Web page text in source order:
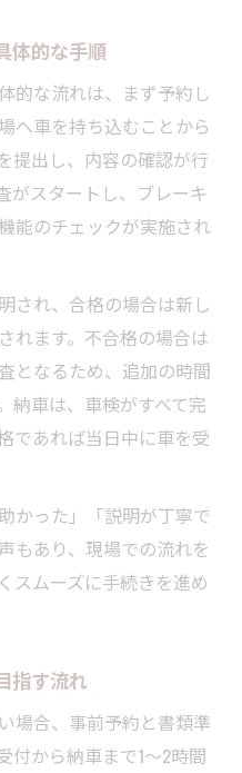
体的な手順
的な流れは、まず予約し
へ車を持ち込むことから
提出し、内容の確認が行
がスタートし、ブレーキ
能のチェックが実施され
され、合格の場合は新し
れます。不合格の場合は
となるため、追加の時間
納車は、車検がすべて完
であれば当日中に車を受
かった」「説明が丁寧で
もあり、現場での流れを
スムーズに手続きを進め
指す流れ
場合、事前予約と書類準
付から納車まで1〜2時間